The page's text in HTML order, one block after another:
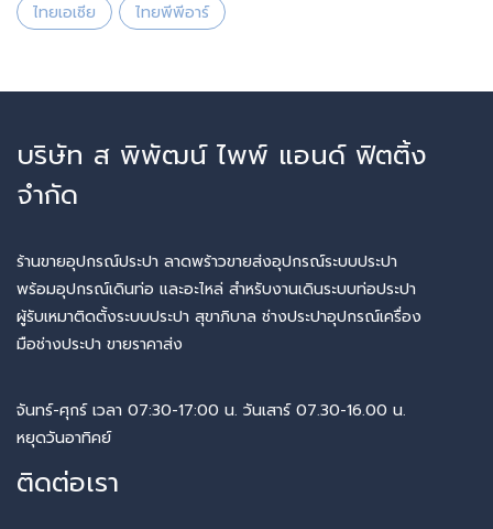
ไทยเอเซีย ไทยพีพีอาร์
บริษัท ส พิพัฒน์ ไพพ์ แอนด์ ฟิตติ้ง
จำกัด
ร้านขายอุปกรณ์ประปา ลาดพร้าวขายส่งอุปกรณ์ระบบประปา
พร้อมอุปกรณ์เดินท่อ และอะไหล่ สำหรับงานเดินระบบท่อประปา
ผู้รับเหมาติดตั้งระบบประปา สุขาภิบาล ช่างประปาอุปกรณ์เครื่อง
มือช่างประปา ขายราคาส่ง
จันทร์-ศุกร์ เวลา 07:30-17:00 น. วันเสาร์ 07.30-16.00 น.
หยุดวันอาทิคย์
ติดต่อเรา